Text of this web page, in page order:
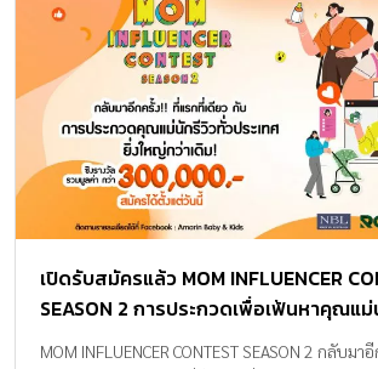
เปิดรับสมัครแล้ว MOM INFLUENCER
SEASON 2 การประกวดเพื่อเฟ้นหาคุณแ
ใหญ่ที่สุดในเมืองไทย
MOM INFLUENCER CONTEST SEASON 2 กลับมา